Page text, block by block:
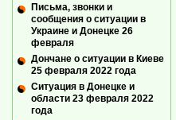
Письма, звонки и
сообщения о ситуации в
Украине и Донецке 26
февраля
Дончане о ситуации в Киеве
25 февраля 2022 года
Ситуация в Донецке и
области 23 февраля 2022
года